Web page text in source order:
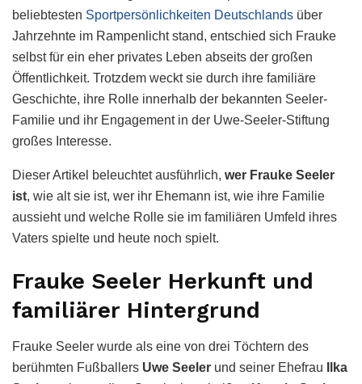
beliebtesten Sportpersönlichkeiten Deutschlands über
Jahrzehnte im Rampenlicht stand, entschied sich Frauke
selbst für ein eher privates Leben abseits der großen
Öffentlichkeit. Trotzdem weckt sie durch ihre familiäre
Geschichte, ihre Rolle innerhalb der bekannten Seeler-
Familie und ihr Engagement in der Uwe-Seeler-Stiftung
großes Interesse.
Dieser Artikel beleuchtet ausführlich, wer Frauke Seeler
ist, wie alt sie ist, wer ihr Ehemann ist, wie ihre Familie
aussieht und welche Rolle sie im familiären Umfeld ihres
Vaters spielte und heute noch spielt.
Frauke Seeler Herkunft und
familiärer Hintergrund
Frauke Seeler wurde als eine von drei Töchtern des
berühmten Fußballers Uwe Seeler und seiner Ehefrau
Ilka